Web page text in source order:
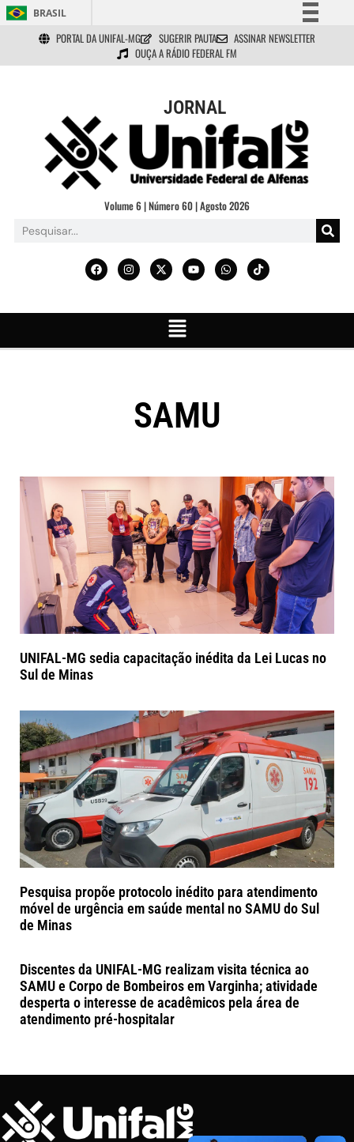
BRASIL
Simplifique!
Comunica BR
Acesso à informação
Legislação
Canais
PORTAL DA UNIFAL-MG SUGERIR PAUTA
ASSINAR NEWSLETTER
OUÇA A RÁDIO FEDERAL FM
JORNAL
Volume 6 | Número 60 | Agosto 2026
SAMU
UNIFAL-MG sedia capacitação inédita da Lei Lucas no
Sul de Minas
Pesquisa propõe protocolo inédito para atendimento
móvel de urgência em saúde mental no SAMU do Sul
de Minas
Discentes da UNIFAL-MG realizam visita técnica ao
SAMU e Corpo de Bombeiros em Varginha; atividade
desperta o interesse de acadêmicos pela área de
atendimento pré-hospitalar